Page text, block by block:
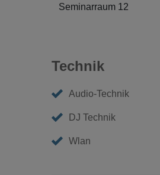
Seminarraum 12
Technik
Audio-Technik
DJ Technik
Wlan